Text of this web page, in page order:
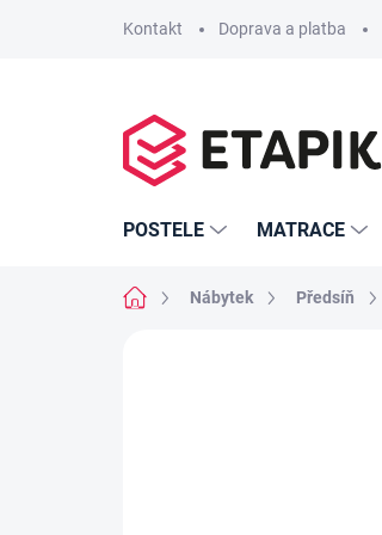
Kontakt Doprava a platba
POSTELE MATRACE
Domů Nábytek Předsíň